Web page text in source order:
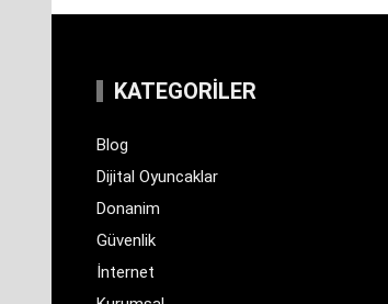
KATEGORILER
Blog
Dijital Oyuncaklar
Donanim
Güvenlik
İnternet